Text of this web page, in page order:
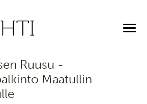
Ruusu -
Maatullin